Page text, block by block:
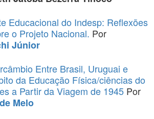
Educacional do Indesp: Reflexões
o Projeto Nacional. Por
Júnior
Entre Brasil, Uruguai e
da Educação Física/ciências do
a Partir da Viagem de 1945 Por
Melo